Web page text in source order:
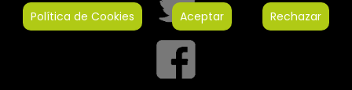
Política de Cookies Aceptar Rechazar